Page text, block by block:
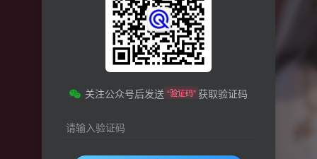
关注公众号后发送 “验证码” 获取验证码
请输入验证码